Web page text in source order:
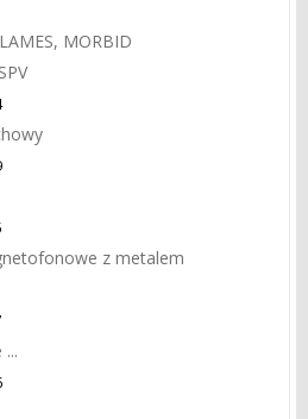
MORBID
z metalem